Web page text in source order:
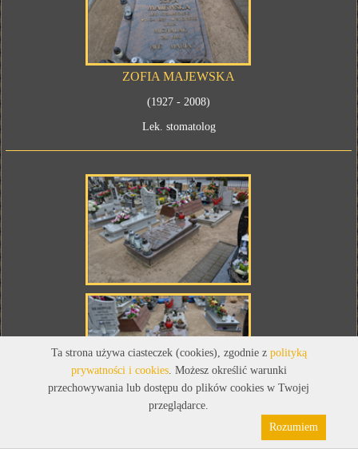
ZOFIA MAJEWSKA
(1927 - 2008)
Lek. stomatolog
Ta strona używa ciasteczek (cookies), zgodnie z polityką
prywatności i cookies. Możesz określić warunki
przechowywania lub dostępu do plików cookies w Twojej
przeglądarce.
Rozumiem